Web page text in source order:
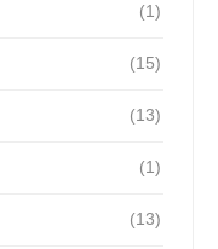
(1)
(15)
(13)
(1)
(13)